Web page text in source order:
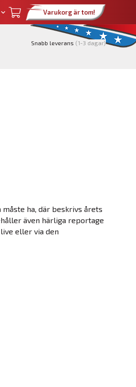
Varukorg är tom!
Snabb leverans (1-3 dagar)
ha, där beskrivs årets
även härliga reportage
eller via den